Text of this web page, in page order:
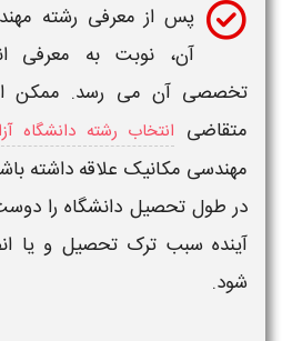
پس از معرفی رشته
آن، نوبت به معرفی
تخصصیآن می رسد. ممکن
متقاضی انتخاب رشته دانشگاه
مهندسی مکانیک علاقه داشته
در طول تحصیل دانشگاه را
آینده سبب ترک تحصیل و یا
شود.